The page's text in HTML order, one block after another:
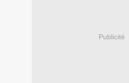
Publicité